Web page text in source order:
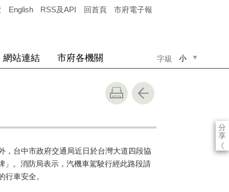
English RSS及API 回首頁 市府電子報
字級 小
網站連結 市府各機關
分
享
《
，台中市政府交通局近日於台灣大道四段協
」。消防局表示，汽機車駕駛行經此路段請
車安全。